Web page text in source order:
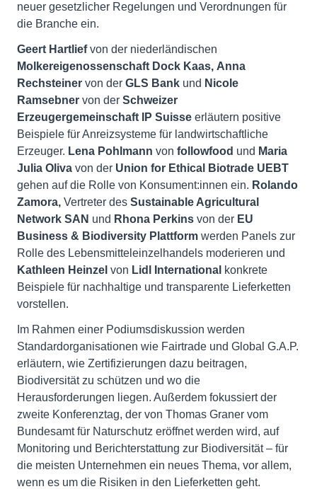
neuer gesetzlicher Regelungen und Verordnungen für
die Branche ein.
Geert Hartliefvon der niederländischen
Molkereigenossenschaft Dock Kaas, Anna
Rechsteiner von der GLS Bank und Nicole
Ramsebner von der Schweizer
Erzeugergemeinschaft IP Suisse erläutern positive
Beispiele für Anreizsysteme für landwirtschaftliche
Erzeuger. Lena Pohlmann von followfood und Maria
Julia Oliva von der Union for Ethical Biotrade UEBT
gehen auf die Rolle von Konsument:innen ein. Rolando
Zamora, Vertreter des Sustainable Agricultural
Network SAN und Rhona Perkins von der EU
Business & Biodiversity Plattform werden Panels zur
Rolle des Lebensmitteleinzelhandels moderieren und
Kathleen Heinzel von Lidl International konkrete
Beispiele für nachhaltige und transparente Lieferketten
vorstellen.
Im Rahmen einer Podiumsdiskussion werden
Standardorganisationen wie Fairtrade und Global G.A.P.
erläutern, wie Zertifizierungen dazu beitragen,
Biodiversität zu schützen und wo die
Herausforderungen liegen. Außerdem fokussiert der
zweite Konferenztag, der von Thomas Graner vom
Bundesamt für Naturschutz eröffnet werden wird, auf
Monitoring und Berichterstattung zur Biodiversität – für
die meisten Unternehmen ein neues Thema, vor allem,
wenn es um die Risiken in den Lieferketten geht.